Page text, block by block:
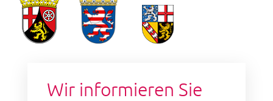
Wir informieren Sie